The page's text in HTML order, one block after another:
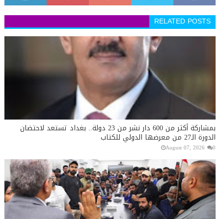
RELATED POSTS
بمشاركة أكثر من 600 دار نشر من 23 دولة.. بغداد تستعد لاحتضان
الدورة الـ27 من معرضها الدولي للكتاب
August 07, 2026 0